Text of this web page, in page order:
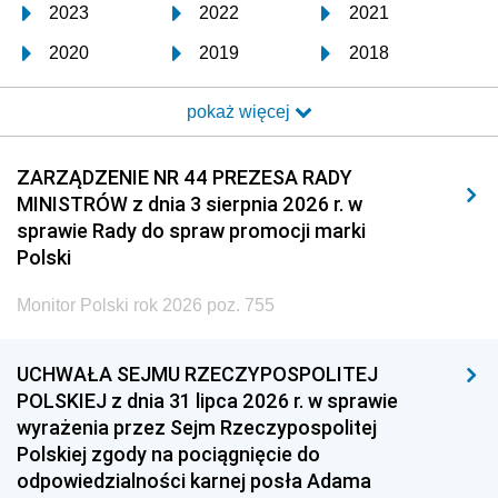
2023 2022 2021
2020 2019 2018
2017 2016 2015
2014 2013 2012
2011 2010 2009
2008 2007 2006
2005
1996 1995 1994
1993 1992 1991
1990 1989
1987 1986 1985
pokaż więcej
ZARZĄDZENIE NR 44 PREZESA RADY
MINISTRÓW z dnia 3 sierpnia 2026 r. w
sprawie Rady do spraw promocji marki
Polski
Monitor Polski rok 2026 poz. 755
UCHWAŁA SEJMU RZECZYPOSPOLITEJ
POLSKIEJ z dnia 31 lipca 2026 r. w sprawie
wyrażenia przez Sejm Rzeczypospolitej
Polskiej zgody na pociągnięcie do
odpowiedzialności karnej posła Adama